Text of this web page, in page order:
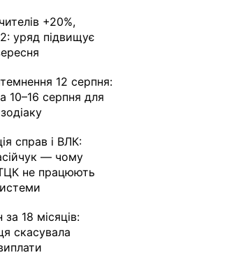
+20%,
уряд підвищує
12 серпня:
10–16 серпня для
справ і ВЛК:
— чому
не працюють
18 місяців:
скасувала